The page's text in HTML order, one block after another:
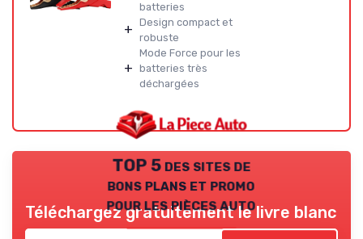
batteries
+ Design compact et
robuste
+
Mode Force pour les
batteries très
déchargées
TOP 5 des sites de
bons plans et promo
pour les pièces auto
Téléchargez gratuitement le livre blanc